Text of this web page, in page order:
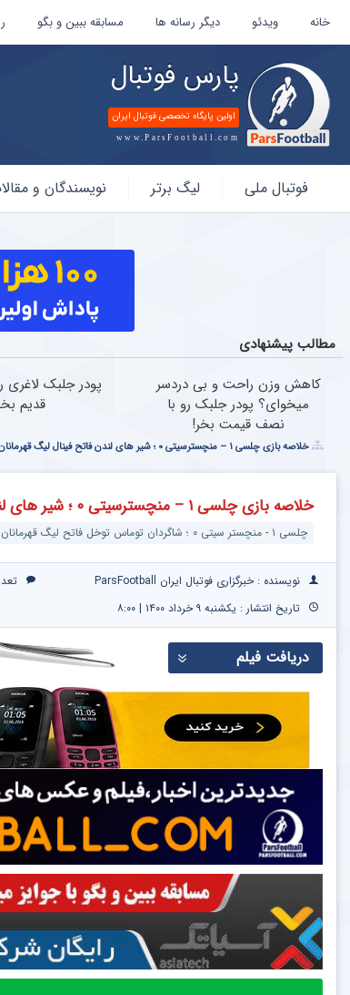
خانه ویدئو دیگر رسانه ها مسابقه ببین و بگو
پارس فوتبال
اولین پایگاه تخصصی فوتبال ایران
www.ParsFootball.com
فوتبال
فوتبال ملی لیگ برتر نویسندگان و
مطالب پیشنهادی
کاهش وزن راحت و بی دردسر
میخوای؟ پودر جلبک رو با
نصف قیمت بخر!
پودر جلبک لاغری
قدیم
خلاصه بازی چلسی ۱ – منچسترسیتی ۰ ؛ شیر های لندن فاتح فینال لیگ قهرمانان اروپا + سند
خلاصه بازی چلسی ۱ – منچسترسیتی ۰ ؛ شیر های لندن فاتح فینال لیگ قهرمانان اروپا + سند
چلسی ۱ - منچستر سیتی ۰ ؛ شاگردان توماس توخل فاتح لیگ قهرمانان اروپا ۲۰۲۱- ۲۰۲۰ در ورزشگاه دراگائوی پورتو پرتغال
نویسنده : خبرگزاری فوتبال ایران ParsFootball
تاریخ انتشار : یکشنبه ۹ خرداد ۱۴۰۰ | ۸:۰۰
دریافت فیلم